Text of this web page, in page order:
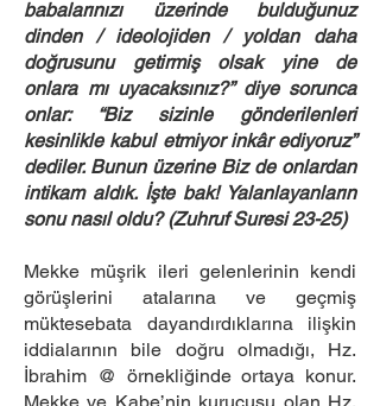
babalarınızı üzerinde bulduğunuz
dinden / ideolojiden / yoldan daha
doğrusunu getirmiş olsak yine de
onlara mı uyacaksınız?” diye sorunca
onlar: “Biz sizinle gönderilenleri
kesinlikle kabul etmiyor inkâr ediyoruz”
dediler. Bunun üzerine Biz de onlardan
intikam aldık. İşte bak! Yalanlayanların
sonu nasıl oldu? (Zuhruf Suresi 23-25)
Mekke müşrik ileri gelenlerinin kendi
görüşlerini atalarına ve geçmiş
müktesebata dayandırdıklarına ilişkin
iddialarının bile doğru olmadığı, Hz.
İbrahim @ örnekliğinde ortaya konur.